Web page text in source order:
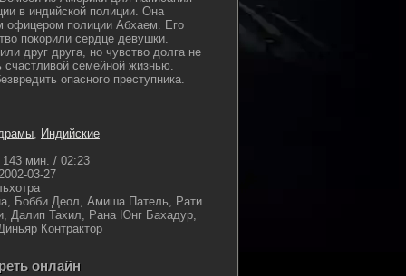
в индийской полиции. Она
офицером полиции Абхаем. Его
покорили сердце девушки.
друг друга, но чувство долга не
семейной жизнью.
опасного преступника.
, Индийские
143 мин. / 02:23
03-27
Бобби Деол, Амиша Патель, Рати
Далип Тахил, Рана Юнг Бахадур,
Контрактор
онлайн